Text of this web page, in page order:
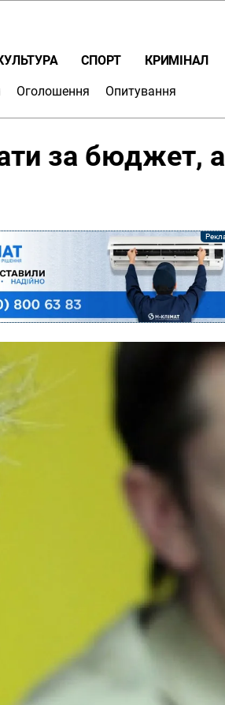
СПОРТ КРИМІНАЛ
Оголошення Опитування
за бюджет, а